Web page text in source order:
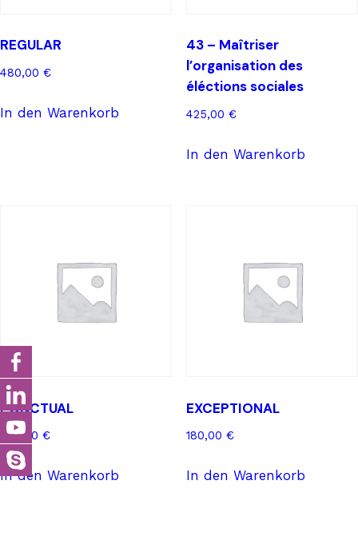
REGULAR
480,00 €
In den Warenkorb
43 – Maîtriser
l’organisation des
éléctions sociales
425,00 €
In den Warenkorb
PONCTUAL
300,00 €
In den Warenkorb
EXCEPTIONAL
180,00 €
In den Warenkorb